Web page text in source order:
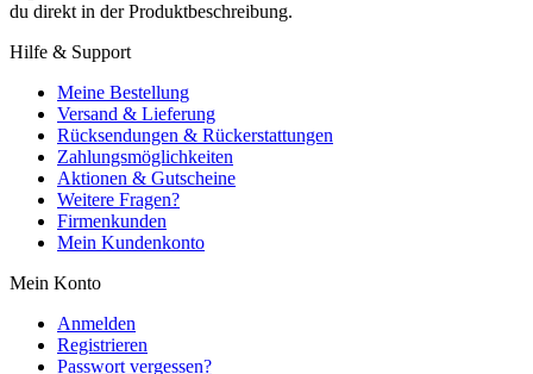
du direkt in der Produktbeschreibung.
Hilfe & Support
Meine Bestellung
Versand & Lieferung
Rücksendungen & Rückerstattungen
Zahlungsmöglichkeiten
Aktionen & Gutscheine
Weitere Fragen?
Firmenkunden
Mein Kundenkonto
Mein Konto
Anmelden
Registrieren
Passwort vergessen?